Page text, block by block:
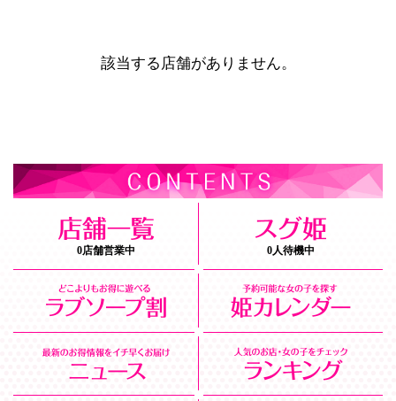
該当する店舗がありません。
0店舗営業中 0人待機中